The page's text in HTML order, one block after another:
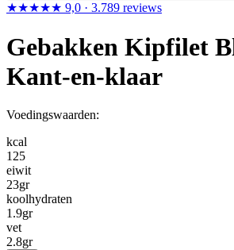
★★★★★ 9,0 · 3.789 reviews
Gebakken Kipfilet
Kant-en-klaar
Voedingswaarden:
kcal
125
eiwit
23gr
koolhydraten
1.9gr
vet
2.8gr